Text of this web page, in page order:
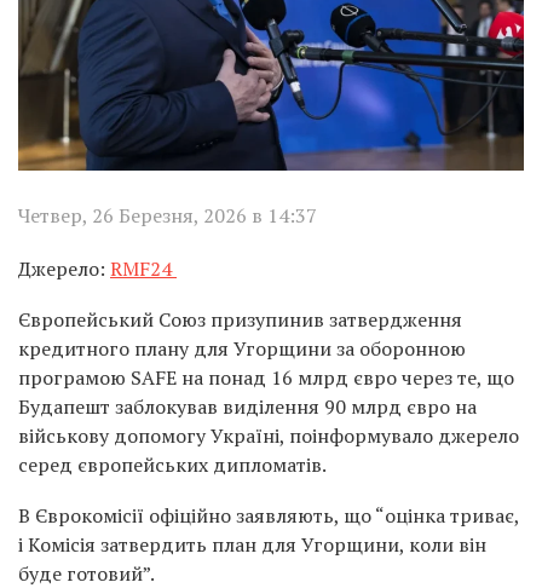
Четвер, 26 Березня, 2026 в 14:37
Джерело: RMF24
Європейський Союз призупинив затвердження
кредитного плану для Угорщини за оборонною
програмою SAFE на понад 16 млрд євро через те, що
Будапешт заблокував виділення 90 млрд євро на
військову допомогу Україні, поінформувало джерело
серед європейських дипломатів.
В Єврокомісії офіційно заявляють, що “оцінка триває,
і Комісія затвердить план для Угорщини, коли він
буде готовий”.